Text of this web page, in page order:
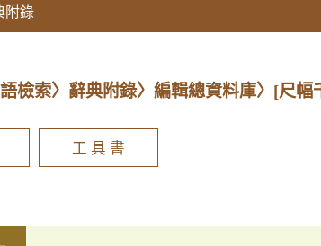
附錄
檢索〉辭典附錄〉編輯總資料庫〉 [尺幅
工 具 書